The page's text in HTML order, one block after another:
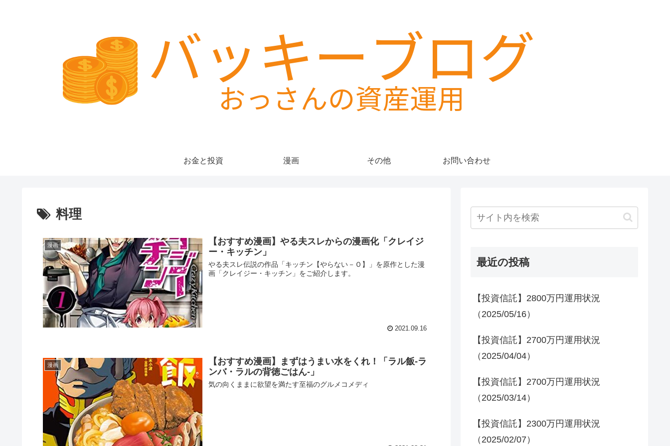
お金と投資 漫画 その他 お問い合わせ
料理
漫画
【おすすめ漫画】やる夫スレからの漫画化「クレイジ
ー・キッチン」
やる夫スレ伝説の作品「キッチン【やらない－Ｏ】」を原作とした漫
画「クレイジー・キッチン」をご紹介します。
2021.09.16
漫画
【おすすめ漫画】まずはうまい水をくれ！「ラル飯‐ラ
ンバ・ラルの背徳ごはん‐」
気の向くままに欲望を満たす至福のグルメコメディ
最近の投稿
【投資信託】2800万円運用状況
（2025/05/16）
【投資信託】2700万円運用状況
（2025/04/04）
【投資信託】2700万円運用状況
（2025/03/14）
【投資信託】2300万円運用状況
（2025/02/07）